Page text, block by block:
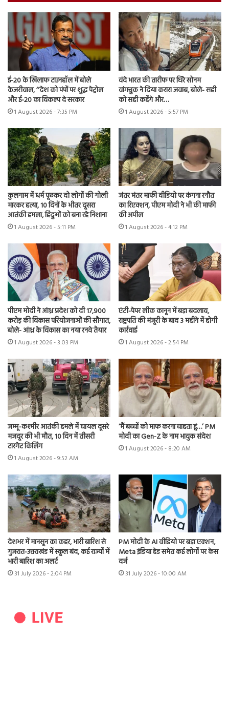
ई-20 के खिलाफ टाउनहॉल में बोले
केजरीवाल, ‘‘देश को पंपों पर शुद्ध पेट्रोल
और ई-20 का विकल्प दे सरकार
1 August 2026 - 7:35 PM
वंदे भारत की तारीफ पर घिरे सोनम
वांगचुक ने दिया करारा जवाब, बोले- सही
को सही कहेंगे और…
1 August 2026 - 5:57 PM
कुलगाम में धर्म पूछकर दो लोगों की गोली
मारकर हत्या, 10 दिनों के भीतर दूसरा
आतंकी हमला, हिंदुओं को बना रहे निशाना
1 August 2026 - 5:11 PM
जंतर मंतर माफी वीडियो पर कंगना रनौत
का रिएक्शन, पीएम मोदी ने भी की माफी
की अपील
1 August 2026 - 4:12 PM
पीएम मोदी ने आंध्र प्रदेश को दी 17,900
करोड़ की विकास परियोजनाओं की सौगात,
बोले- आंध्र के विकास का नया रनवे तैयार
1 August 2026 - 3:03 PM
एंटी-पेपर लीक कानून में बड़ा बदलाव,
राष्ट्रपति की मंजूरी के बाद 3 महीने में होगी
कार्रवाई
1 August 2026 - 2:54 PM
जम्मू-कश्मीर आतंकी हमले में घायल दूसरे
मजदूर की भी मौत, 10 दिन में तीसरी
टारगेट किलिंग
1 August 2026 - 9:52 AM
‘मैं बच्चों को माफ करना चाहता हूं…’ PM
मोदी का Gen-Z के नाम भावुक संदेश
1 August 2026 - 8:20 AM
देशभर में मानसून का कहर, भारी बारिश से
गुजरात-उत्तराखंड में स्कूल बंद, कई राज्यों में
भारी बारिश का अलर्ट
31 July 2026 - 2:04 PM
PM मोदी के AI वीडियो पर बड़ा एक्शन,
Meta इंडिया हेड समेत कई लोगों पर केस
दर्ज
31 July 2026 - 10:00 AM